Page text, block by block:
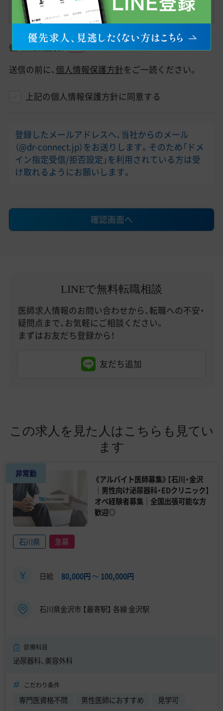
個人情報保護方針
送信の前に、個人情報保護方針をご一読ください。
上記の個人情報保護方針に同意する
登録したメールアドレスへ、当社からのメール
（@dr-connect.jp）をお送りします。そのため「ドメ
イン指定受信/拒否設定」を利用されている方は受
け取れるようにお願いします。
確認画面へ
LINEで無料転職相談
医師求人情報のお問い合わせから、転職への不安・
疑問点まで、お気軽にご相談ください。
まずはお友だち登録から！
友だち追加
この求人を見た人はこちらも見てい
ます
非常勤
《アルバイト医師募集》【石川・金沢
｜男性向け泌尿器科・EDクリニック】
オペ経験者募集｜全国出張可能な方
歓迎◎
石川県 急募
日給 80,000円 〜100,000円
石川県金沢市 【最寄駅】 各線 金沢駅
診療科目
泌尿器科、美容外科
こだわり条件
専門医資格不問 男性医師におすすめ
見学可